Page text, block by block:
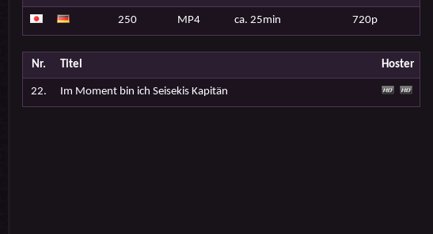
250 MP4 ca. 25min 720p
Nr. Titel Hoster
22. Im Moment bin ich Seisekis Kapitän